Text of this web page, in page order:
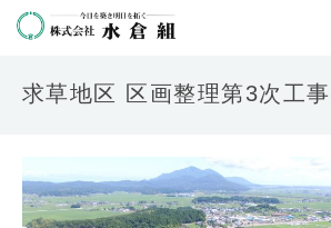
求草地区 区画整理第3次工事